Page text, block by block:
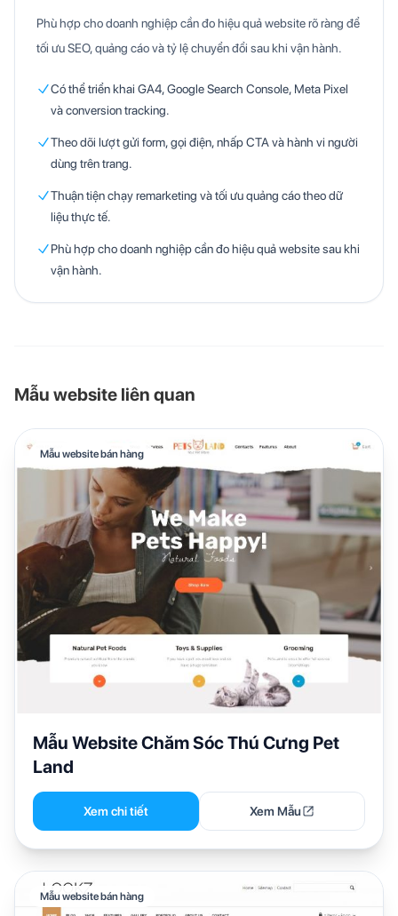
Phù hợp cho doanh nghiệp cần đo hiệu quả website rõ ràng để
tối ưu SEO, quảng cáo và tỷ lệ chuyển đổi sau khi vận hành.
Có thể triển khai GA4, Google Search Console, Meta Pixel
và conversion tracking.
Theo dõi lượt gửi form, gọi điện, nhấp CTA và hành vi người
dùng trên trang.
Thuận tiện chạy remarketing và tối ưu quảng cáo theo dữ
liệu thực tế.
Phù hợp cho doanh nghiệp cần đo hiệu quả website sau khi
vận hành.
Mẫu website liên quan
Mẫu website bán hàng
Mẫu Website Chăm Sóc Thú Cưng Pet
Land
Xem chi tiết Xem Mẫu
Mẫu website bán hàng